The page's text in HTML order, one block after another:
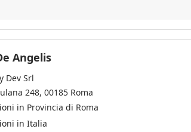
Angelis
Dev Srl
248, 00185 Roma
in Provincia di Roma
in Italia